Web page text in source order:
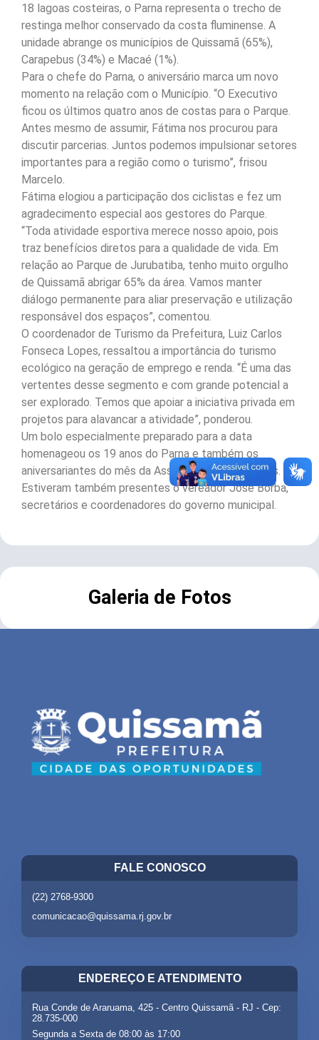
18 lagoas costeiras, o Parna representa o trecho de
restinga melhor conservado da costa fluminense. A
unidade abrange os municípios de Quissamã (65%),
Carapebus (34%) e Macaé (1%).
Para o chefe do Parna, o aniversário marca um novo
momento na relação com o Município. “O Executivo
ficou os últimos quatro anos de costas para o Parque.
Antes mesmo de assumir, Fátima nos procurou para
discutir parcerias. Juntos podemos impulsionar setores
importantes para a região como o turismo”, frisou
Marcelo.
Fátima elogiou a participação dos ciclistas e fez um
agradecimento especial aos gestores do Parque.
“Toda atividade esportiva merece nosso apoio, pois
traz benefícios diretos para a qualidade de vida. Em
relação ao Parque de Jurubatiba, tenho muito orgulho
de Quissamã abrigar 65% da área. Vamos manter
diálogo permanente para aliar preservação e utilização
responsável dos espaços”, comentou.
O coordenador de Turismo da Prefeitura, Luiz Carlos
Fonseca Lopes, ressaltou a importância do turismo
ecológico na geração de emprego e renda. “É uma das
vertentes desse segmento e com grande potencial a
ser explorado. Temos que apoiar a iniciativa privada em
projetos para alavancar a atividade”, ponderou.
Um bolo especialmente preparado para a data
homenageou os 19 anos do Parna e também os
aniversariantes do mês da Associação dos Ciclistas.
Estiveram também presentes o vereador José Borba,
secretários e coordenadores do governo municipal.
Galeria de Fotos
FALE CONOSCO
(22) 2768-9300
comunicacao@quissama.rj.gov.br
ENDEREÇO E ATENDIMENTO
Rua Conde de Araruama, 425 - Centro Quissamã - RJ - Cep:
28.735-000
Segunda a Sexta de 08:00 às 17:00